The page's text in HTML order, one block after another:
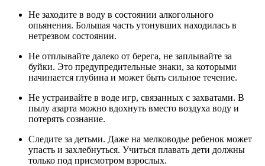
Не заходите в воду в состоянии алкогольного
опьянения. Большая часть утонувших находилась в
нетрезвом состоянии.
Не отплывайте далеко от берега, не заплывайте за
буйки. Это предупредительные знаки, за которыми
начинается глубина и может быть сильное течение.
Не устраивайте в воде игр, связанных с захватами. В
пылу азарта можно вдохнуть вместо воздуха воду и
потерять сознание.
Следите за детьми. Даже на мелководье ребенок может
упасть и захлебнуться. Учиться плавать дети должны
только под присмотром взрослых.